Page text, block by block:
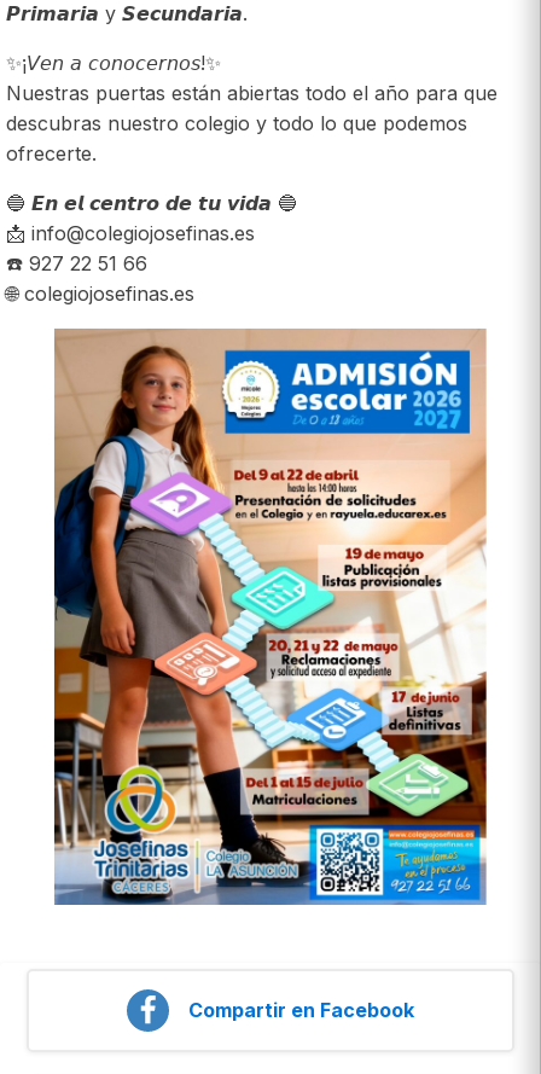
𝙋𝙧𝙞𝙢𝙖𝙧𝙞𝙖 y 𝙎𝙚𝙘𝙪𝙣𝙙𝙖𝙧𝙞𝙖.
✨¡𝘝𝘦𝘯 𝘢 𝘤𝘰𝘯𝘰𝘤𝘦𝘳𝘯𝘰𝘴!✨
Nuestras puertas están abiertas todo el año para que
descubras nuestro colegio y todo lo que podemos
ofrecerte.
🔵 𝙀𝙣 𝙚𝙡 𝙘𝙚𝙣𝙩𝙧𝙤 𝙙𝙚 𝙩𝙪 𝙫𝙞𝙙𝙖 🔵
📩 info@colegiojosefinas.es
☎️ 927 22 51 66
🌐 colegiojosefinas.es
Compartir en Facebook